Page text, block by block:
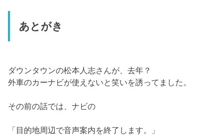
あとがき
ダウンタウンの松本人志さんが、去年？
外車のカーナビが使えないと笑いを誘ってました。
その前の話では、ナビの
「目的地周辺で音声案内を終了します。」